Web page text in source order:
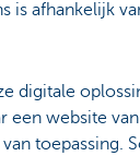
is afhankelijk
digitale
een website
toepassing.